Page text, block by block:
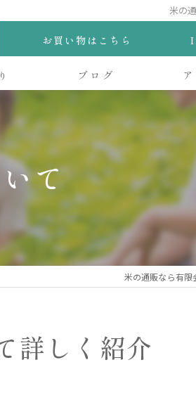
米の
お買い物はこちら
ブログ
て
米の通販なら有限
詳しく紹介